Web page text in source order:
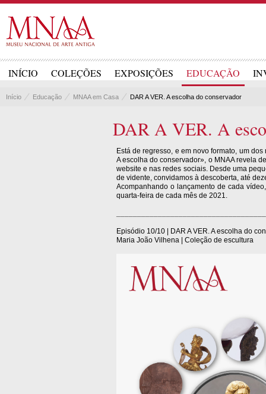
INÍCIO COLEÇÕES EXPOSIÇÕES EDUCAÇÃO
Início Educação MNAA em Casa DAR A VER. A escolha do conservador
DAR A VER. A
Está de regresso, e em novo formato, um
A escolha do conservador», o MNAA revela
website e nas redes sociais. Desde uma
de vidente, convidamos à descoberta, até
Acompanhando o lançamento de cada
quarta-feira de cada mês de 2021.
Episódio 10/10 | DAR A VER. A escolha do
Maria João Vilhena | Coleção de escultura